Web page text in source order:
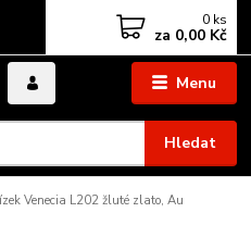
Menu
Hledat
0 ks
za 0,00 Kč
Venecia L202 žluté zlato, Au